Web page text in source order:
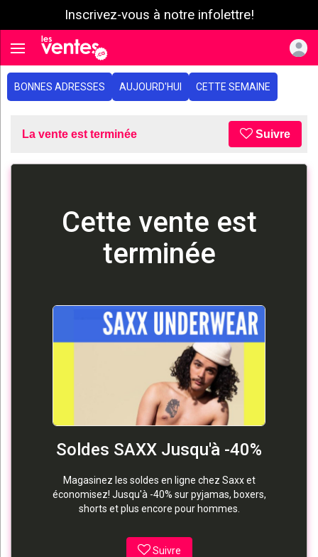
Inscrivez-vous à notre infolettre!
Toggle navigation
BONNES ADRESSES AUJOURD'HUI CETTE SEMAINE
La vente est terminée Suivre
Cette vente est
terminée
Soldes SAXX Jusqu'à -40%
Magasinez les soldes en ligne chez Saxx et
économisez! Jusqu'à -40% sur pyjamas, boxers,
shorts et plus encore pour hommes.
Suivre